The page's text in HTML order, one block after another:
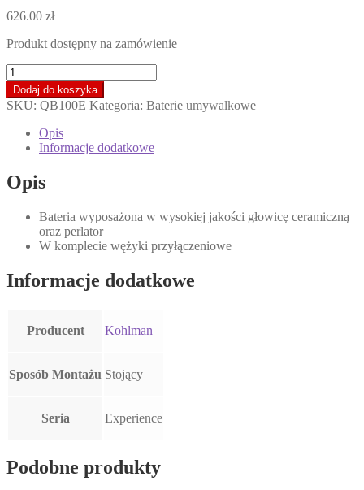
626.00 zł
Produkt dostępny na zamówienie
ilość
KOHLMAN
EXPERIENCE
Bateria
umywalkowa,
chrom
QB100E
*
Dodaj do koszyka
SKU: QB100E Kategoria: Baterie umywalkowe
Opis
Informacje dodatkowe
Opis
Bateria wyposażona w wysokiej jakości głowicę ceramiczną
oraz perlator
W komplecie wężyki przyłączeniowe
Informacje dodatkowe
Producent Kohlman
Sposób Montażu Stojący
Seria Experience
Podobne produkty